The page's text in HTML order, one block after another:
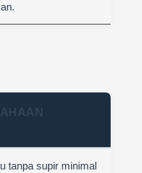
tanpa supir minimal